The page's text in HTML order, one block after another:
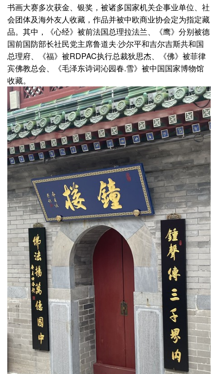
书画大赛多次获金、银奖，被诸多国家机关企事业单位、社
会团体及海外友人收藏，作品并被中欧商业协会定为指定藏
品。其中，《心经》被前法国总理拉法兰、《鹰》分别被德
国前国防部长社民党主席鲁道夫·沙尔平和吉尔吉斯共和国
总理府、《福》被RDPAC执行总裁狄思杰、《佛》被菲律
宾佛教总会、《毛泽东诗词沁园春.雪》被中国国家博物馆
收藏。